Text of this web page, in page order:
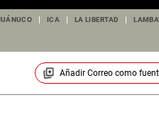
ICA LA LIBERTAD
Añadir Correocomo